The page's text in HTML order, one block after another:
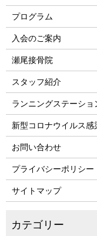
プログラム
入会のご案内
瀬尾接骨院
スタッフ紹介
ランニングステーショ
新型コロナウイルス
お問い合わせ
プライバシーポリシー
サイトマップ